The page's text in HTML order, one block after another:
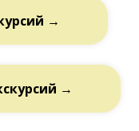
→
→